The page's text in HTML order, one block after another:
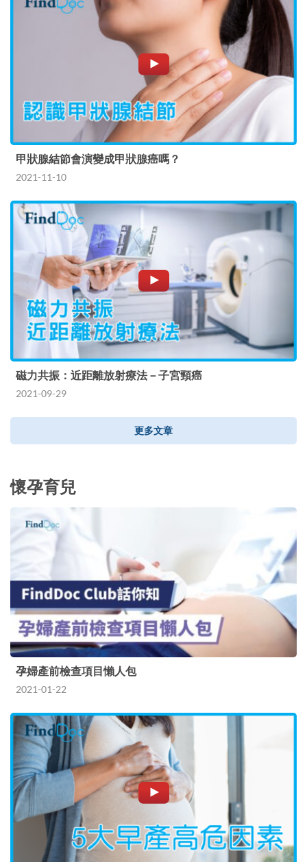
甲狀腺結節會演變成甲狀腺癌嗎？
2021-11-10
磁力共振：近距離放射療法－子宮頸癌
2021-09-29
更多文章
懷孕育兒
孕婦產前檢查項目懶人包
2021-01-22